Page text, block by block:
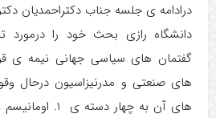
درادامه ی جلسه جناب دکتراحمدیان
دانشگاه رازی بحث خود را
های صنعتی و مدرنیزاسیون درحال